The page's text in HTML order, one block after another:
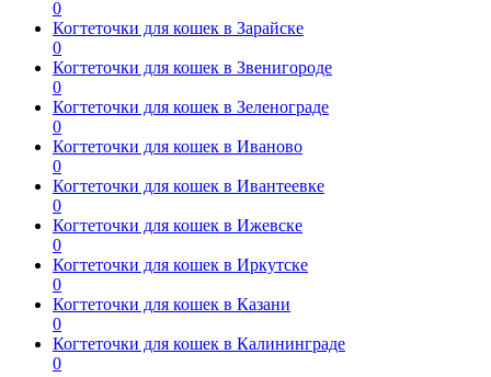
0
Когтеточки для кошек в Зарайске
0
Когтеточки для кошек в Звенигороде
0
Когтеточки для кошек в Зеленограде
0
Когтеточки для кошек в Иваново
0
Когтеточки для кошек в Ивантеевке
0
Когтеточки для кошек в Ижевске
0
Когтеточки для кошек в Иркутске
0
Когтеточки для кошек в Казани
0
Когтеточки для кошек в Калининграде
0